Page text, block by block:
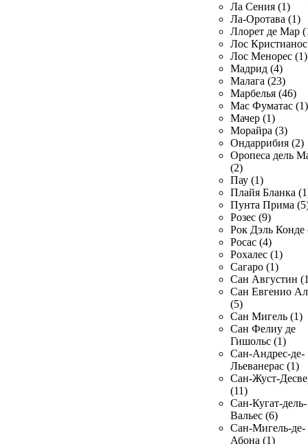
Ла Сения (1)
Ла-Оротава (1)
Ллорет де Мар
Лос
Лос Менорес (1)
Мадрид (4)
Малага (23)
Марбелья (46)
Мас Фуматас (1)
Мачер (1)
Морайра (3)
Ондаррибия (2)
Оропеса дель
(2)
Пау (1)
Плайя Бланка
Пунта Прима
Розес (9)
Рок Дэль Конде
Росас (4)
Рохалес (1)
Сагаро (1)
Сан Августин
Сан Евгенио
(5)
Сан Мигель (1)
Сан Фелиу де
Гишольс (1)
Сан-Андрес-де-
Льеванерас (1)
Сан-Жуст-
(11)
Сан-Кугат-дель-
Вальес (6)
Сан-Мигель-де-
Абона (1)